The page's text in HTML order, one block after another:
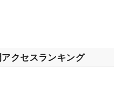
クセスランキング